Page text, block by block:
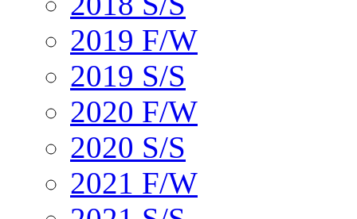
2019 F/W
2019 S/S
2020 F/W
2020 S/S
2021 F/W